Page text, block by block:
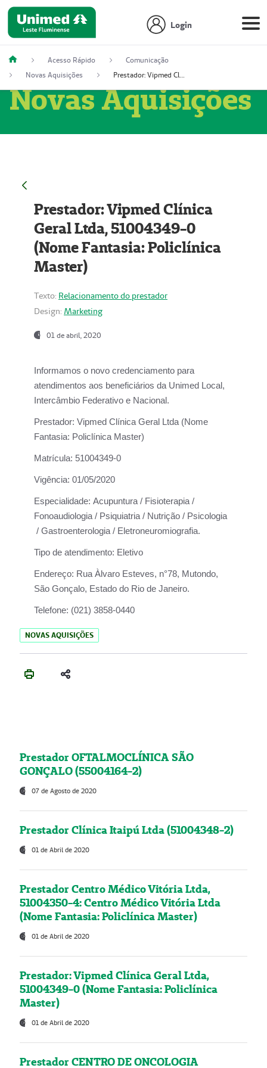
Login
Acesso Rápido
Comunicação
Novas Aquisições
Prestador: Vipmed Clínica Geral Ltda, 51004349-0 (Nome Fantasia: Policlínica Master)
Novas Aquisições
Prestador: Vipmed Clínica
Geral Ltda, 51004349-0
(Nome Fantasia: Policlínica
Master)
Texto: Relacionamento do prestador
Design: Marketing
01 de abril, 2020
Informamos o novo credenciamento para
atendimentos aos beneficiários da Unimed Local,
Intercâmbio Federativo e Nacional.
Prestador: Vipmed Clínica Geral Ltda (Nome
Fantasia: Policlínica Master)
Matrícula: 51004349-0
Vigência: 01/05/2020
Especialidade: Acupuntura / Fisioterapia /
Fonoaudiologia / Psiquiatria / Nutrição / Psicologia
/ Gastroenterologia / Eletroneuromiografia.
Tipo de atendimento: Eletivo
Endereço: Rua Àlvaro Esteves, n°78, Mutondo,
São Gonçalo, Estado do Rio de Janeiro.
Telefone: (021) 3858-0440
NOVAS AQUISIÇÕES
Prestador OFTALMOCLÍNICA SÃO
GONÇALO (55004164-2)
07 de Agosto de 2020
Prestador Clínica Itaipú Ltda (51004348-2)
01 de Abril de 2020
Prestador Centro Médico Vitória Ltda,
51004350-4: Centro Médico Vitória Ltda
(Nome Fantasia: Policlínica Master)
01 de Abril de 2020
Prestador: Vipmed Clínica Geral Ltda,
51004349-0 (Nome Fantasia: Policlínica
Master)
01 de Abril de 2020
Prestador CENTRO DE ONCOLOGIA